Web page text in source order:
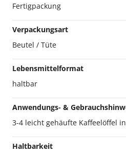
Fertigpackung
Verpackungsart
Beutel / Tüte
Lebensmittelformat
haltbar
Anwendungs- &
3-4 leicht gehäufte Kaffeelöffel
Haltbarkeit